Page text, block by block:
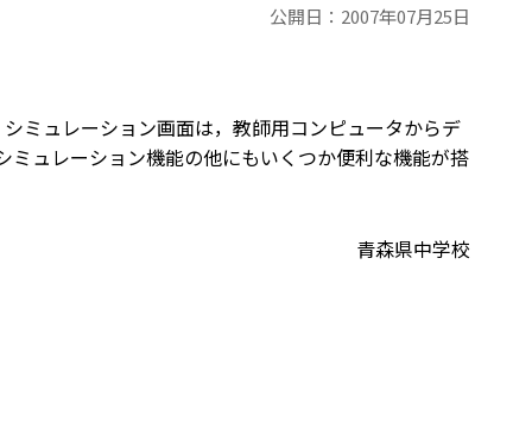
公開日： 2007年07月25日
ュレーション画面は，教師用コンピュータからデ
ミュレーション機能の他にもいくつか便利な機能が搭
青森県中学校